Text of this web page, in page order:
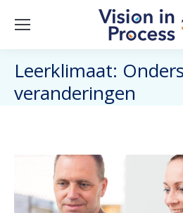
Leerklimaat:
veranderingen